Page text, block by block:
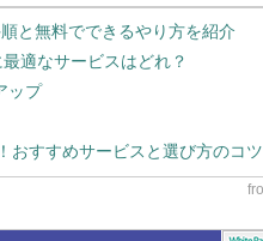
と無料でできるやり方を紹介
適なサービスはどれ？
ップ
おすすめサービスと選び方のコ